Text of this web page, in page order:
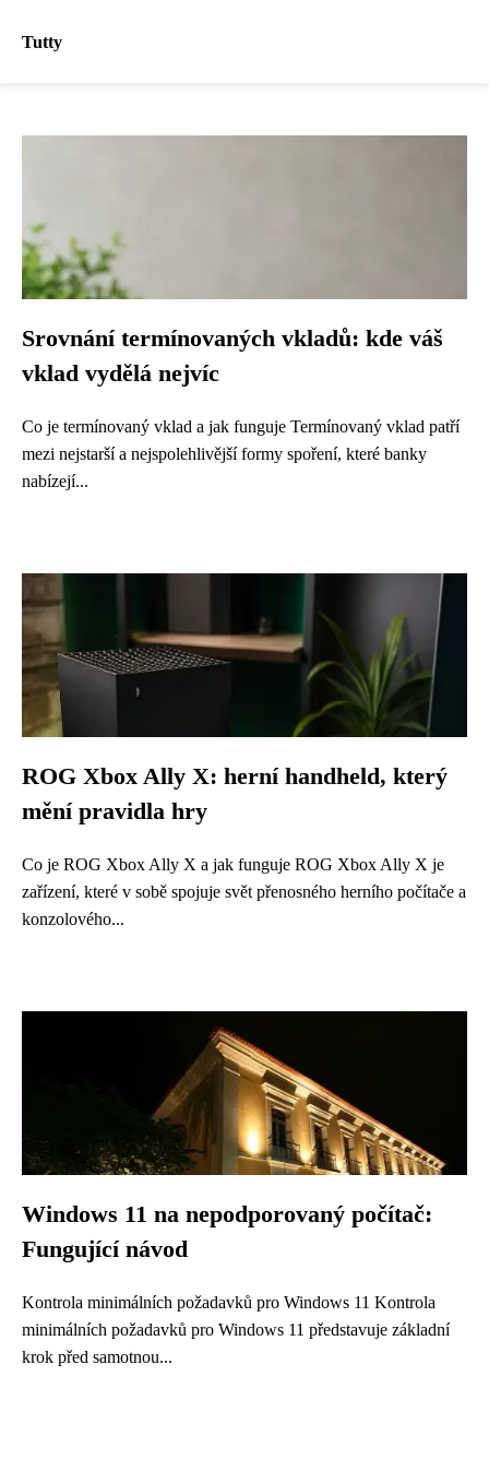
Tutty
Srovnání termínovaných vkladů: kde váš
vklad vydělá nejvíc
Co je termínovaný vklad a jak funguje Termínovaný vklad patří
mezi nejstarší a nejspolehlivější formy spoření, které banky
nabízejí...
ROG Xbox Ally X: herní handheld, který
mění pravidla hry
Co je ROG Xbox Ally X a jak funguje ROG Xbox Ally X je
zařízení, které v sobě spojuje svět přenosného herního počítače a
konzolového...
Windows 11 na nepodporovaný počítač:
Fungující návod
Kontrola minimálních požadavků pro Windows 11 Kontrola
minimálních požadavků pro Windows 11 představuje základní
krok před samotnou...